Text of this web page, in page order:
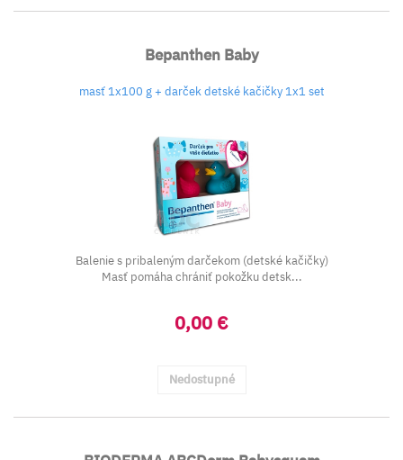
Bepanthen Baby
masť 1x100 g + darček detské kačičky 1x1 set
Balenie s pribaleným darčekom (detské kačičky)
Masť pomáha chrániť pokožku detsk...
0,00 €
Nedostupné